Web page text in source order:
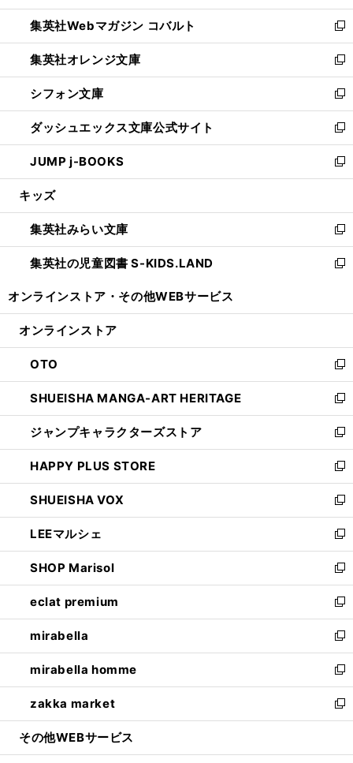
開
く
ウ
で
開
く
ン
ド
ウ
で
開
く
ウ
ィ
ン
ド
ウ
で
開
く
集英社Webマガジン コバルト
新
し
い
ウ
ィ
ン
ド
ウ
で
開
集英社オレンジ文庫
新
し
い
ウ
ィ
ン
ド
ウ
開
く
シフォン文庫
新
し
い
ウ
ィ
ン
ウ
で
開
く
ダッシュエックス文庫公式サイト
新
し
い
ウ
ン
ド
ウ
で
JUMP j-BOOKS
新
し
ウ
ィ
ン
ド
開
キッズ
集英社みらい文庫
新
し
い
ン
ウ
で
開
く
集英社の児童図書 S-KIDS.LAND
新
ウ
ン
ド
ウ
で
開
く
オンラインストア・ その他WEBサービス
オンラインストア
OTO
新
し
い
ウ
ィ
ン
ド
ウ
で
開
く
SHUEISHA MANGA-ART HERITAGE
新
し
い
ウ
ィ
ン
ド
ウ
で
開
く
ジャンプキャラクターズストア
新
し
い
ウ
ィ
ン
ド
ウ
で
開
く
HAPPY PLUS STORE
新
し
い
ウ
ィ
ン
ド
ウ
で
開
く
SHUEISHA VOX
新
し
い
ウ
ィ
ン
ド
ウ
で
開
く
LEEマルシェ
新
し
い
ウ
ィ
ン
ド
ウ
で
開
く
SHOP Marisol
新
し
い
ウ
ィ
ン
ド
ウ
で
開
eclat premium
新
し
い
ウ
ィ
ン
ド
ウ
開
mirabella
新
し
い
ウ
ィ
ン
ウ
mirabella homme
新
し
い
ウ
ン
zakka market
新
し
ウ
その他WEBサービス